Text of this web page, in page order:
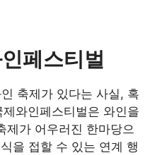
페스티벌
인 축제가 있다는 사실, 혹
와인페스티벌은 와인을
제가 어우러진 한마당으
을 접할 수 있는 연계 행